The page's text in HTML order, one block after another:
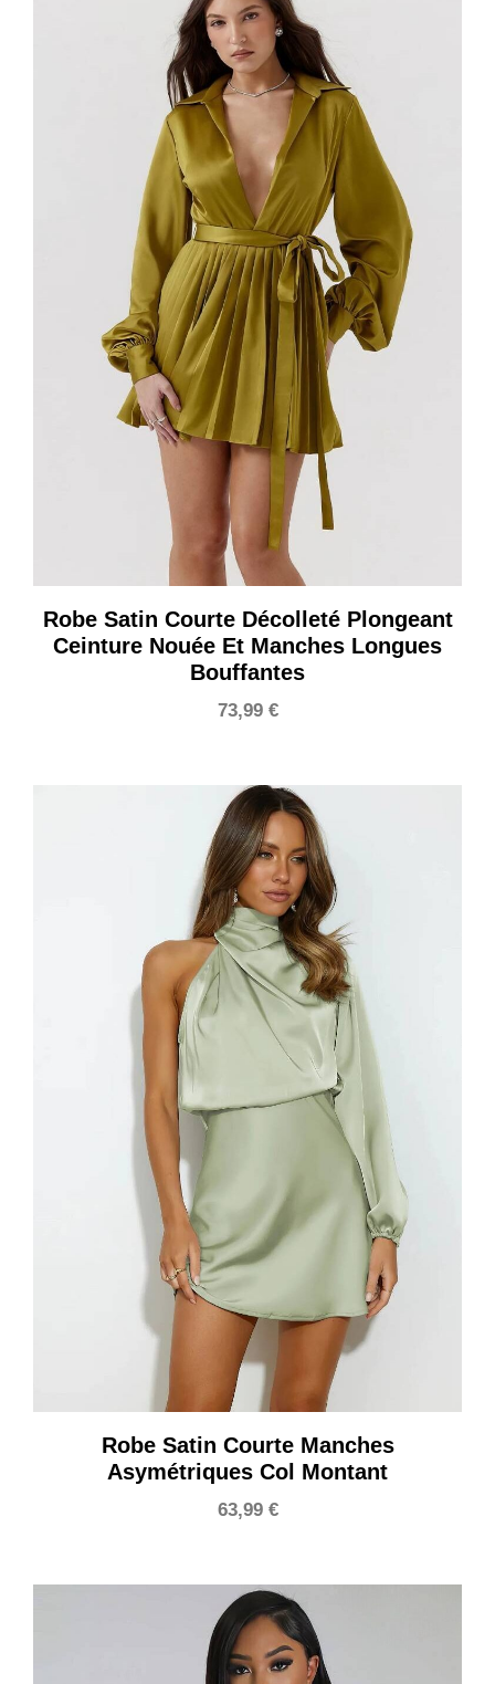
Robe Satin Courte Décolleté Plongeant
Ceinture Nouée Et Manches Longues
Bouffantes
73,99 €
Robe Satin Courte Manches
Asymétriques Col Montant
63,99 €